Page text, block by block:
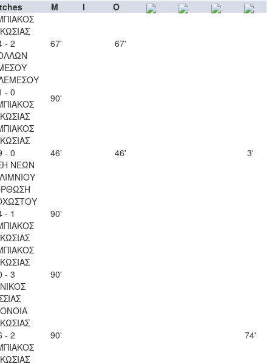
M I
O
- 2
67' 67'
- 0
90'
- 0
ΝΕΩΝ
46' 46' 3'
- 1
90'
- 3
90'
- 2
90' 74'